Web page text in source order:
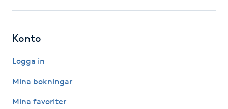
Kroppsinpackning
Kroppspeeling
Käkledsbehandling
Konto
Logga in
Mina bokningar
Mina favoriter